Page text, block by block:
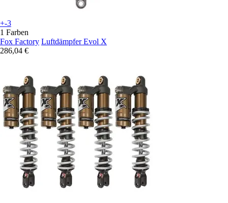
+-3
1 Farben
Fox Factory Luftdämpfer Evol X
286,04 €